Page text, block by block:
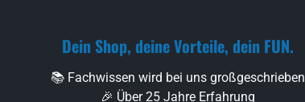
Dein Shop, deine Vorteile, dein FUN.
📚 Fachwissen wird bei uns großgeschrieben
🎉 Über 25 Jahre Erfahrung